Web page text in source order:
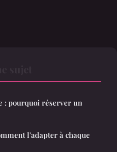
: pourquoi réserver un
l'adapter à chaque